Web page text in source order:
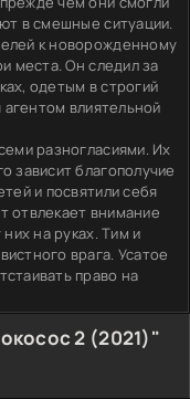
в смешные ситуации.
к новорожденному
места. Он следил за
одетым в строгий
влиятельной
разногласиями. Их
зависит благополучие
и посвятили себя
отвлекает внимание
на руках. Тим и
врага. Усатое
право на
2 (2021)"